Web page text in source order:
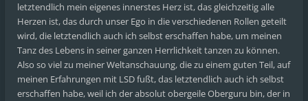
letztendlich mein eigenes innerstes Herz ist, das gleichzeitig alle
Herzen ist, das durch unser Ego in die verschiedenen Rollen geteilt
wird, die letztendlich auch ich selbst erschaffen habe, um meinen
Tanz des Lebens in seiner ganzen Herrlichkeit tanzen zu können.
Also so viel zu meiner Weltanschauung, die zu einem guten Teil, auf
meinen Erfahrungen mit LSD fußt, das letztendlich auch ich selbst
erschaffen habe, weil ich der absolut obergeile Oberguru bin, der in